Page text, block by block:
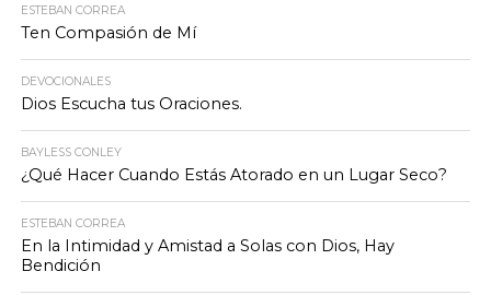
ESTEBAN CORREA
Ten Compasión de Mí
DEVOCIONALES
Dios Escucha tus Oraciones.
BAYLESS CONLEY
¿Qué Hacer Cuando Estás Atorado en un Lugar Seco?
ESTEBAN CORREA
En la Intimidad y Amistad a Solas con Dios, Hay
Bendición